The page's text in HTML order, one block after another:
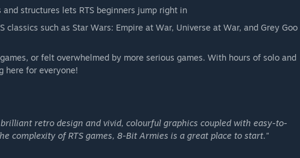
structures lets RTS beginners jump right in
classics such as Star Wars: Empire at War, Universe at War, and Grey Goo
or felt overwhelmed by more serious games. With hours of solo and
here for everyone!
retro design and vivid, colourful graphics coupled with easy-to-
complexity of RTS games, 8-Bit Armies is a great place to start."